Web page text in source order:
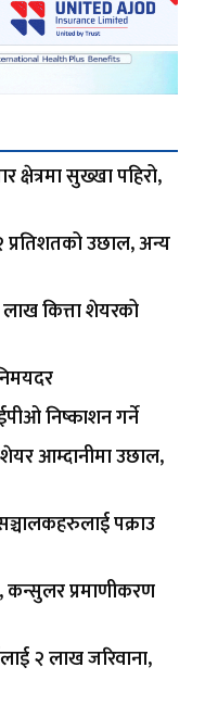
क्षेत्रमा सुख्खा पहिरो,
प्रतिशतको उछाल, अन्य
लाख कित्ता शेयरको
निष्काशन गर्ने
आम्दानीमा उछाल,
पक्राउ
कन्सुलर प्रमाणीकरण
२ लाख जरिवाना,